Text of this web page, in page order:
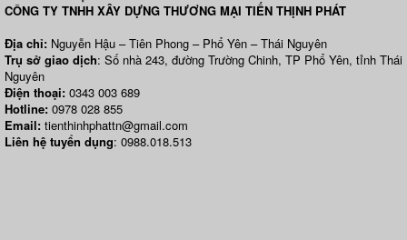
CÔNG TY TNHH XÂY DỰNG THƯƠNG MẠI TIẾN THỊNH PHÁT
Địa chỉ: Nguyễn Hậu – Tiên Phong – Phổ Yên – Thái Nguyên
Trụ sở giao dịch: Số nhà 243, đường Trường Chinh, TP Phổ Yên, tỉnh Thái
Nguyên
Điện thoại: 0343 003 689
Hotline: 0978 028 855
Email: tienthinhphattn@gmail.com
Liên hệ tuyển dụng: 0988.018.513